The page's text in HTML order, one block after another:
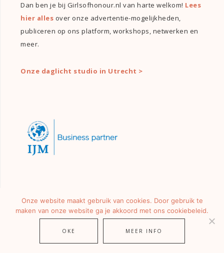
Dan ben je bij Girlsofhonour.nl van harte welkom! Lees
hier alles over onze advertentie-mogelijkheden,
publiceren op ons platform, workshops, netwerken en
meer.
Onze daglicht studio in Utrecht >
Onze website maakt gebruik van cookies. Door gebruik te
maken van onze website ga je akkoord met ons cookiebeleid.
OKE MEER INFO